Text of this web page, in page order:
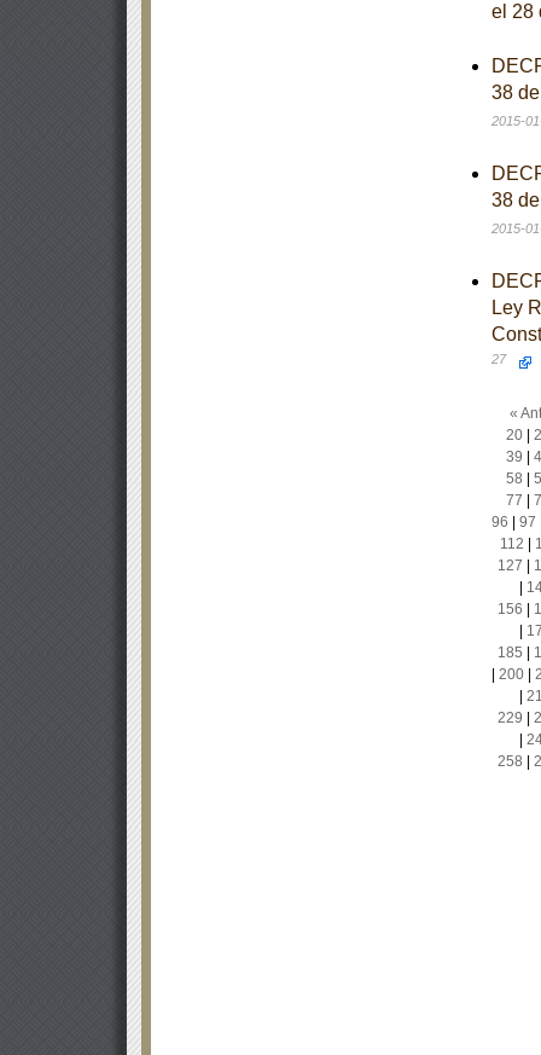
el 28
38
2015-
38
2015-
Ley
27
«
20|
39
58
77
96
97
112
127
156
185
200|
229
258